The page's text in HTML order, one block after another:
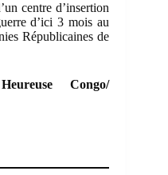
centre d’insertion
d’ici 3 mois au
Républicaines de
Congo/